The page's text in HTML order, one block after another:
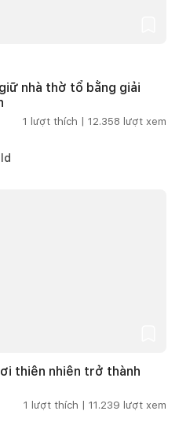
nhà thờ tổ bằng giải
1 lượt thích | 12.358 lượt xem
thiên nhiên trở thành
1 lượt thích | 11.239 lượt xem